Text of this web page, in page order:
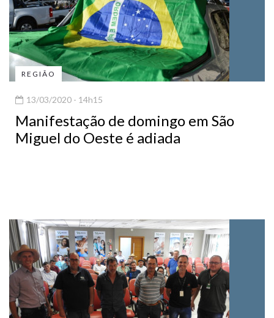
REGIÃO
13/03/2020 - 14h15
Manifestação de domingo em São
Miguel do Oeste é adiada